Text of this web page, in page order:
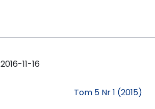
2016-11-16
Tom 5 Nr 1 (2015)